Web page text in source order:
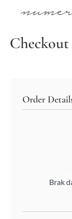
Checkout
Order
Brak